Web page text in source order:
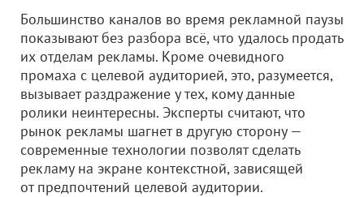
Большинство каналов во время рекламной паузы
показывают без разбора всё, что удалось продать
их отделам рекламы. Кроме очевидного
промаха с целевой аудиторией, это, разумеется,
вызывает раздражение у тех, кому данные
ролики неинтересны. Эксперты считают, что
рынок рекламы шагнет в другую сторону —
современные технологии позволят сделать
рекламу на экране контекстной, зависящей
от предпочтений целевой аудитории.